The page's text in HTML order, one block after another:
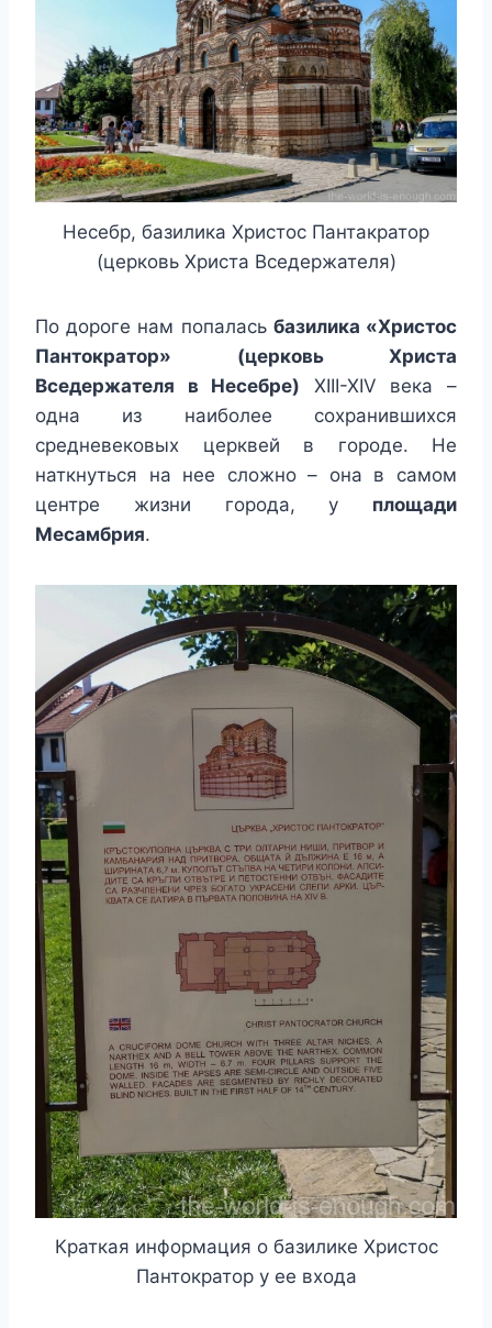
Несебр, базилика Христос Пантакратор
(церковь Христа Вседержателя)
По дороге нам попалась базилика «Христос
Пантократор» (церковь Христа
Вседержателя в Несебре) XIII-XIV века –
одна из наиболее сохранившихся
средневековых церквей в городе. Не
наткнуться на нее сложно – она в самом
центре жизни города, у площади
Месамбрия.
Краткая информация о базилике Христос
Пантократор у ее входа